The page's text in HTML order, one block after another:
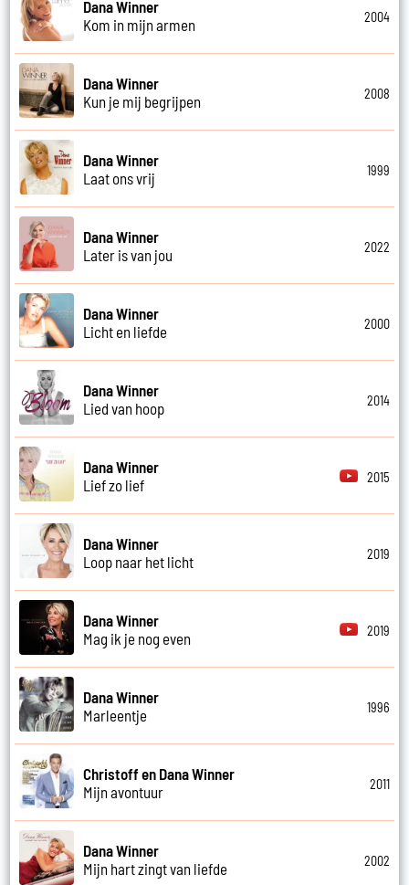
Dana Winner
Kom in mijn armen
2004
Dana Winner
Kun je mij begrijpen
2008
Dana Winner
Laat ons vrij
1999
Dana Winner
Later is van jou
2022
Dana Winner
Licht en liefde
2000
Dana Winner
Lied van hoop
2014
Dana Winner
Lief zo lief
2015
Dana Winner
Loop naar het licht
2019
Dana Winner
Mag ik je nog even
2019
Dana Winner
Marleentje
1996
Christoff en Dana Winner
Mijn avontuur
2011
Dana Winner
Mijn hart zingt van liefde
2002